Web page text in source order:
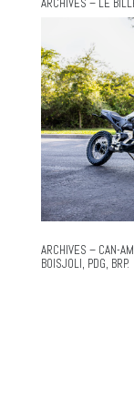
ARCHIVES – LE
ARCHIVES – CAN-
BOISJOLI, PDG, BRP.